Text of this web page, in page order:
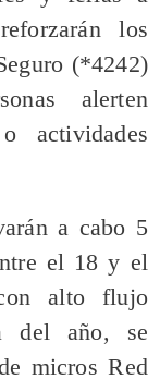
los
(*4242)
alerten
actividades
a cabo 5
el 18 y el
alto flujo
del año, se
micros Red